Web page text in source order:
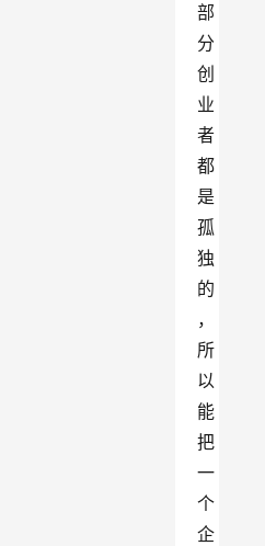
部
分
创
业
者
都
是
孤
独
的
，
所
以
能
把
一
个
企